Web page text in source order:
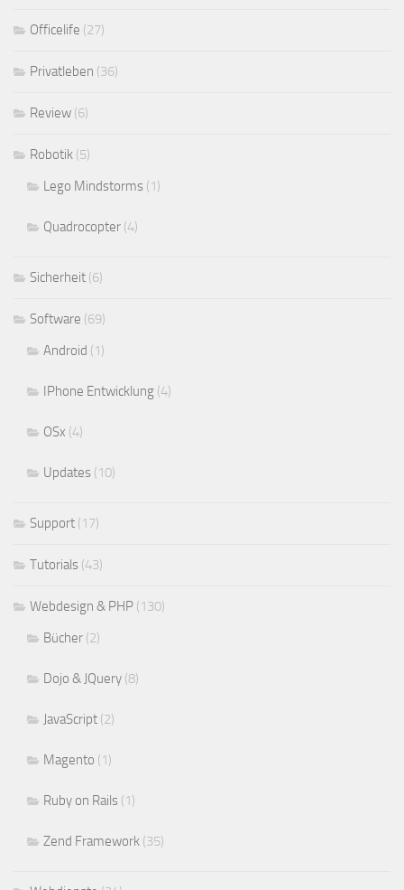
Officelife (27)
Privatleben (36)
Review (6)
Robotik (5)
Lego Mindstorms (1)
Quadrocopter (4)
Sicherheit (6)
Software (69)
Android (1)
IPhone Entwicklung (4)
OSx (4)
Updates (10)
Support (17)
Tutorials (43)
Webdesign & PHP (130)
Bücher (2)
Dojo & JQuery (8)
JavaScript (2)
Magento (1)
Ruby on Rails (1)
Zend Framework (35)